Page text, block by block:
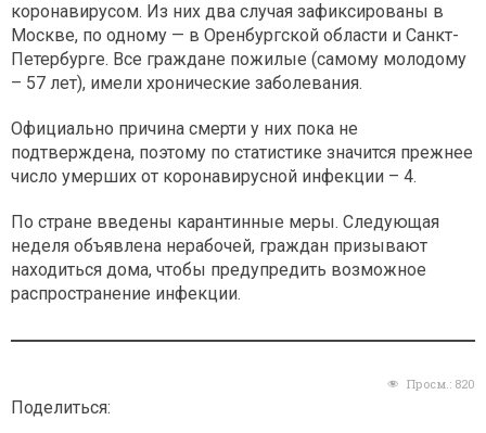
коронавирусом. Из них два случая зафиксированы в
Москве, по одному — в Оренбургской области и Санкт-
Петербурге. Все граждане пожилые (самому молодому
– 57 лет), имели хронические заболевания.
Официально причина смерти у них пока не
подтверждена, поэтому по статистике значится прежнее
число умерших от коронавирусной инфекции – 4.
По стране введены карантинные меры. Следующая
неделя объявлена нерабочей, граждан призывают
находиться дома, чтобы предупредить возможное
распространение инфекции.
Просм.: 820
Поделиться: